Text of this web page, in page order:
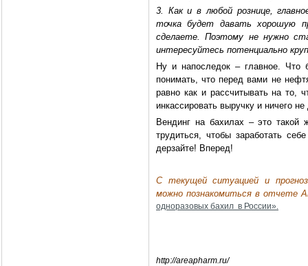
3. Как и в любой рознице,
точка будет давать хорошую
сделаете. Поэтому не нужно
интересуйтесь потенциально
Ну и напоследок – главное.
понимать, что перед вами не
равно как и рассчитывать на то,
инкассировать выручку и ничего
Вендинг на бахилах – это такой
трудиться, чтобы заработать
дерзайте! Вперед!
C текущей ситуацией и
можно познакомиться в отчете
одноразовых бахил в России».
http://areapharm.ru/